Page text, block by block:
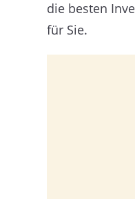
die besten
für Sie.